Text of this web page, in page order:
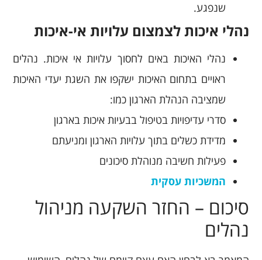
שנפגע.
נהלי איכות לצמצום עלויות אי-איכות
נהלי האיכות באים לחסוך עלויות אי איכות. נהלים
ראויים בתחום האיכות ישקפו את השגת יעדי האיכות
שמציבה הנהלת הארגון כמו:
סדרי עדיפויות בטיפול בבעיות איכות בארגון
מדידת כשלים בתוך עלויות הארגון ומניעתם
פעילות חשיבה מנוהלת סיכונים
המשכיות עסקית
סיכום – החזר השקעה מניהול
נהלים